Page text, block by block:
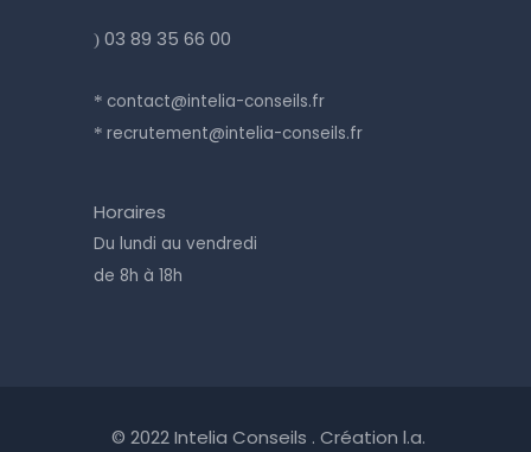
) 03 89 35 66 00
* contact@intelia-conseils.fr
* recrutement@intelia-conseils.fr
Horaires
Du lundi au vendredi
de 8h à 18h
© 2022 Intelia Conseils . Création l.a.